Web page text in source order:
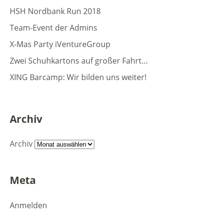
HSH Nordbank Run 2018
Team-Event der Admins
X-Mas Party iVentureGroup
Zwei Schuhkartons auf großer Fahrt…
XING Barcamp: Wir bilden uns weiter!
Archiv
Archiv
Meta
Anmelden